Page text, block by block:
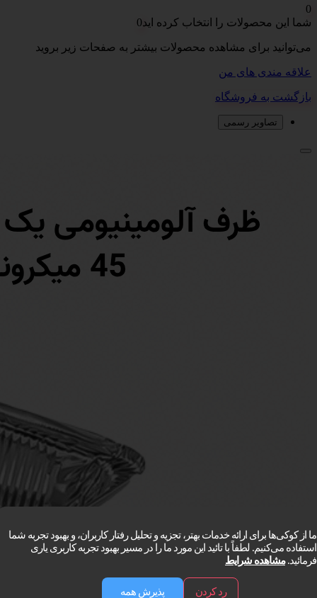
ما از کوکی‌ها برای ارائه خدمات بهتر، تجزیه و تحلیل رفتار کاربران، و بهبود تجربه شما
استفاده می‌کنیم. لطفاً با تائید این مورد ما را در مسیر بهبود تجربه کاربری یاری
فرمائید.مشاهده شرایط
رد کردن پذیرش همه
0
شما این محصولات را انتخاب کرده اید 0
می‌توانید برای مشاهده محصولات بیشتر به صفحات زیر بروید
علاقه مندی های من
بازگشت به فروشگاه
تصاویر رسمی